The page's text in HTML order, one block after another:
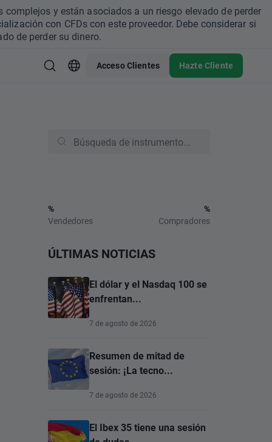
y están asociados a un riesgo elevado de perder
con CFDs con este proveedor. Debe considerar si
de perder su dinero.
Acceso Clientes Hazte Cliente
%
Vendedores
%
Compradores
ÚLTIMAS NOTICIAS
El dólar y el Nasdaq 100 se
enfrentan...
7 de agosto de 2026
Resumen de mitad de
sesión: ¡La tecno...
7 de agosto de 2026
El Ibex 35 tiene una sesión